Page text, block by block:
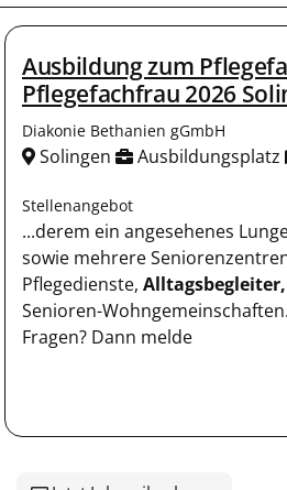
Ausbildung zum
Pflegefachfrau 2026
Diakonie Bethanien gGmbH
Solingen Ausbildungsplatz
Stellenangebot
...derem ein angesehenes
sowie mehrere
Pflegedienste, Alltagsbegleiter,
Senioren-
Fragen? Dann melde